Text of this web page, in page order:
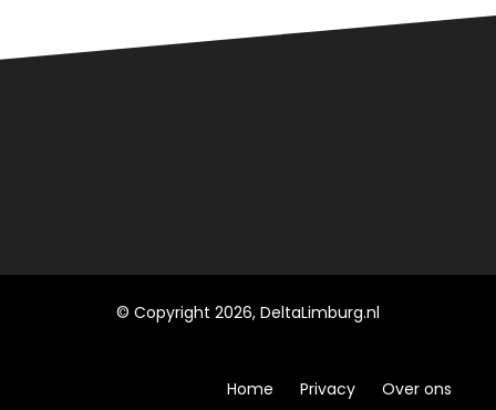
© Copyright 2026, DeltaLimburg.nl
Home Privacy Over ons